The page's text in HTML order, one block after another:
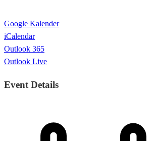
Google Kalender
iCalendar
Outlook 365
Outlook Live
Event Details